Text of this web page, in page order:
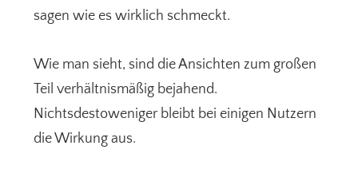
sagen wie es wirklich schmeckt.
Wie man sieht, sind die Ansichten zum großen
Teil verhältnismäßig bejahend.
Nichtsdestoweniger bleibt bei einigen Nutzern
die Wirkung aus.